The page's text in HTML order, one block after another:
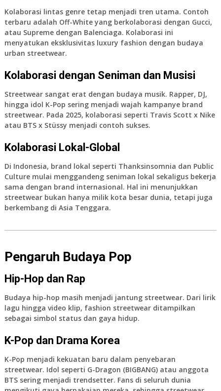
Kolaborasi lintas genre tetap menjadi tren utama. Contoh
terbaru adalah Off-White yang berkolaborasi dengan Gucci,
atau Supreme dengan Balenciaga. Kolaborasi ini
menyatukan eksklusivitas luxury fashion dengan budaya
urban streetwear.
Kolaborasi dengan Seniman dan Musisi
Streetwear sangat erat dengan budaya musik. Rapper, DJ,
hingga idol K-Pop sering menjadi wajah kampanye brand
streetwear. Pada 2025, kolaborasi seperti Travis Scott x Nike
atau BTS x Stüssy menjadi contoh sukses.
Kolaborasi Lokal-Global
Di Indonesia, brand lokal seperti Thanksinsomnia dan Public
Culturemulai menggandeng seniman lokal sekaligus bekerja
sama dengan brand internasional. Hal ini menunjukkan
streetwear bukan hanya milik kota besar dunia, tetapi juga
berkembang di Asia Tenggara.
Pengaruh Budaya Pop
Hip-Hop dan Rap
Budaya hip-hop masih menjadi jantung streetwear. Dari lirik
lagu hingga video klip, fashion streetwear ditampilkan
sebagai simbol status dan gaya hidup.
K-Pop dan Drama Korea
K-Pop menjadi kekuatan baru dalam penyebaran
streetwear. Idol seperti G-Dragon (BIGBANG) atau anggota
BTS sering menjadi trendsetter. Fans di seluruh dunia